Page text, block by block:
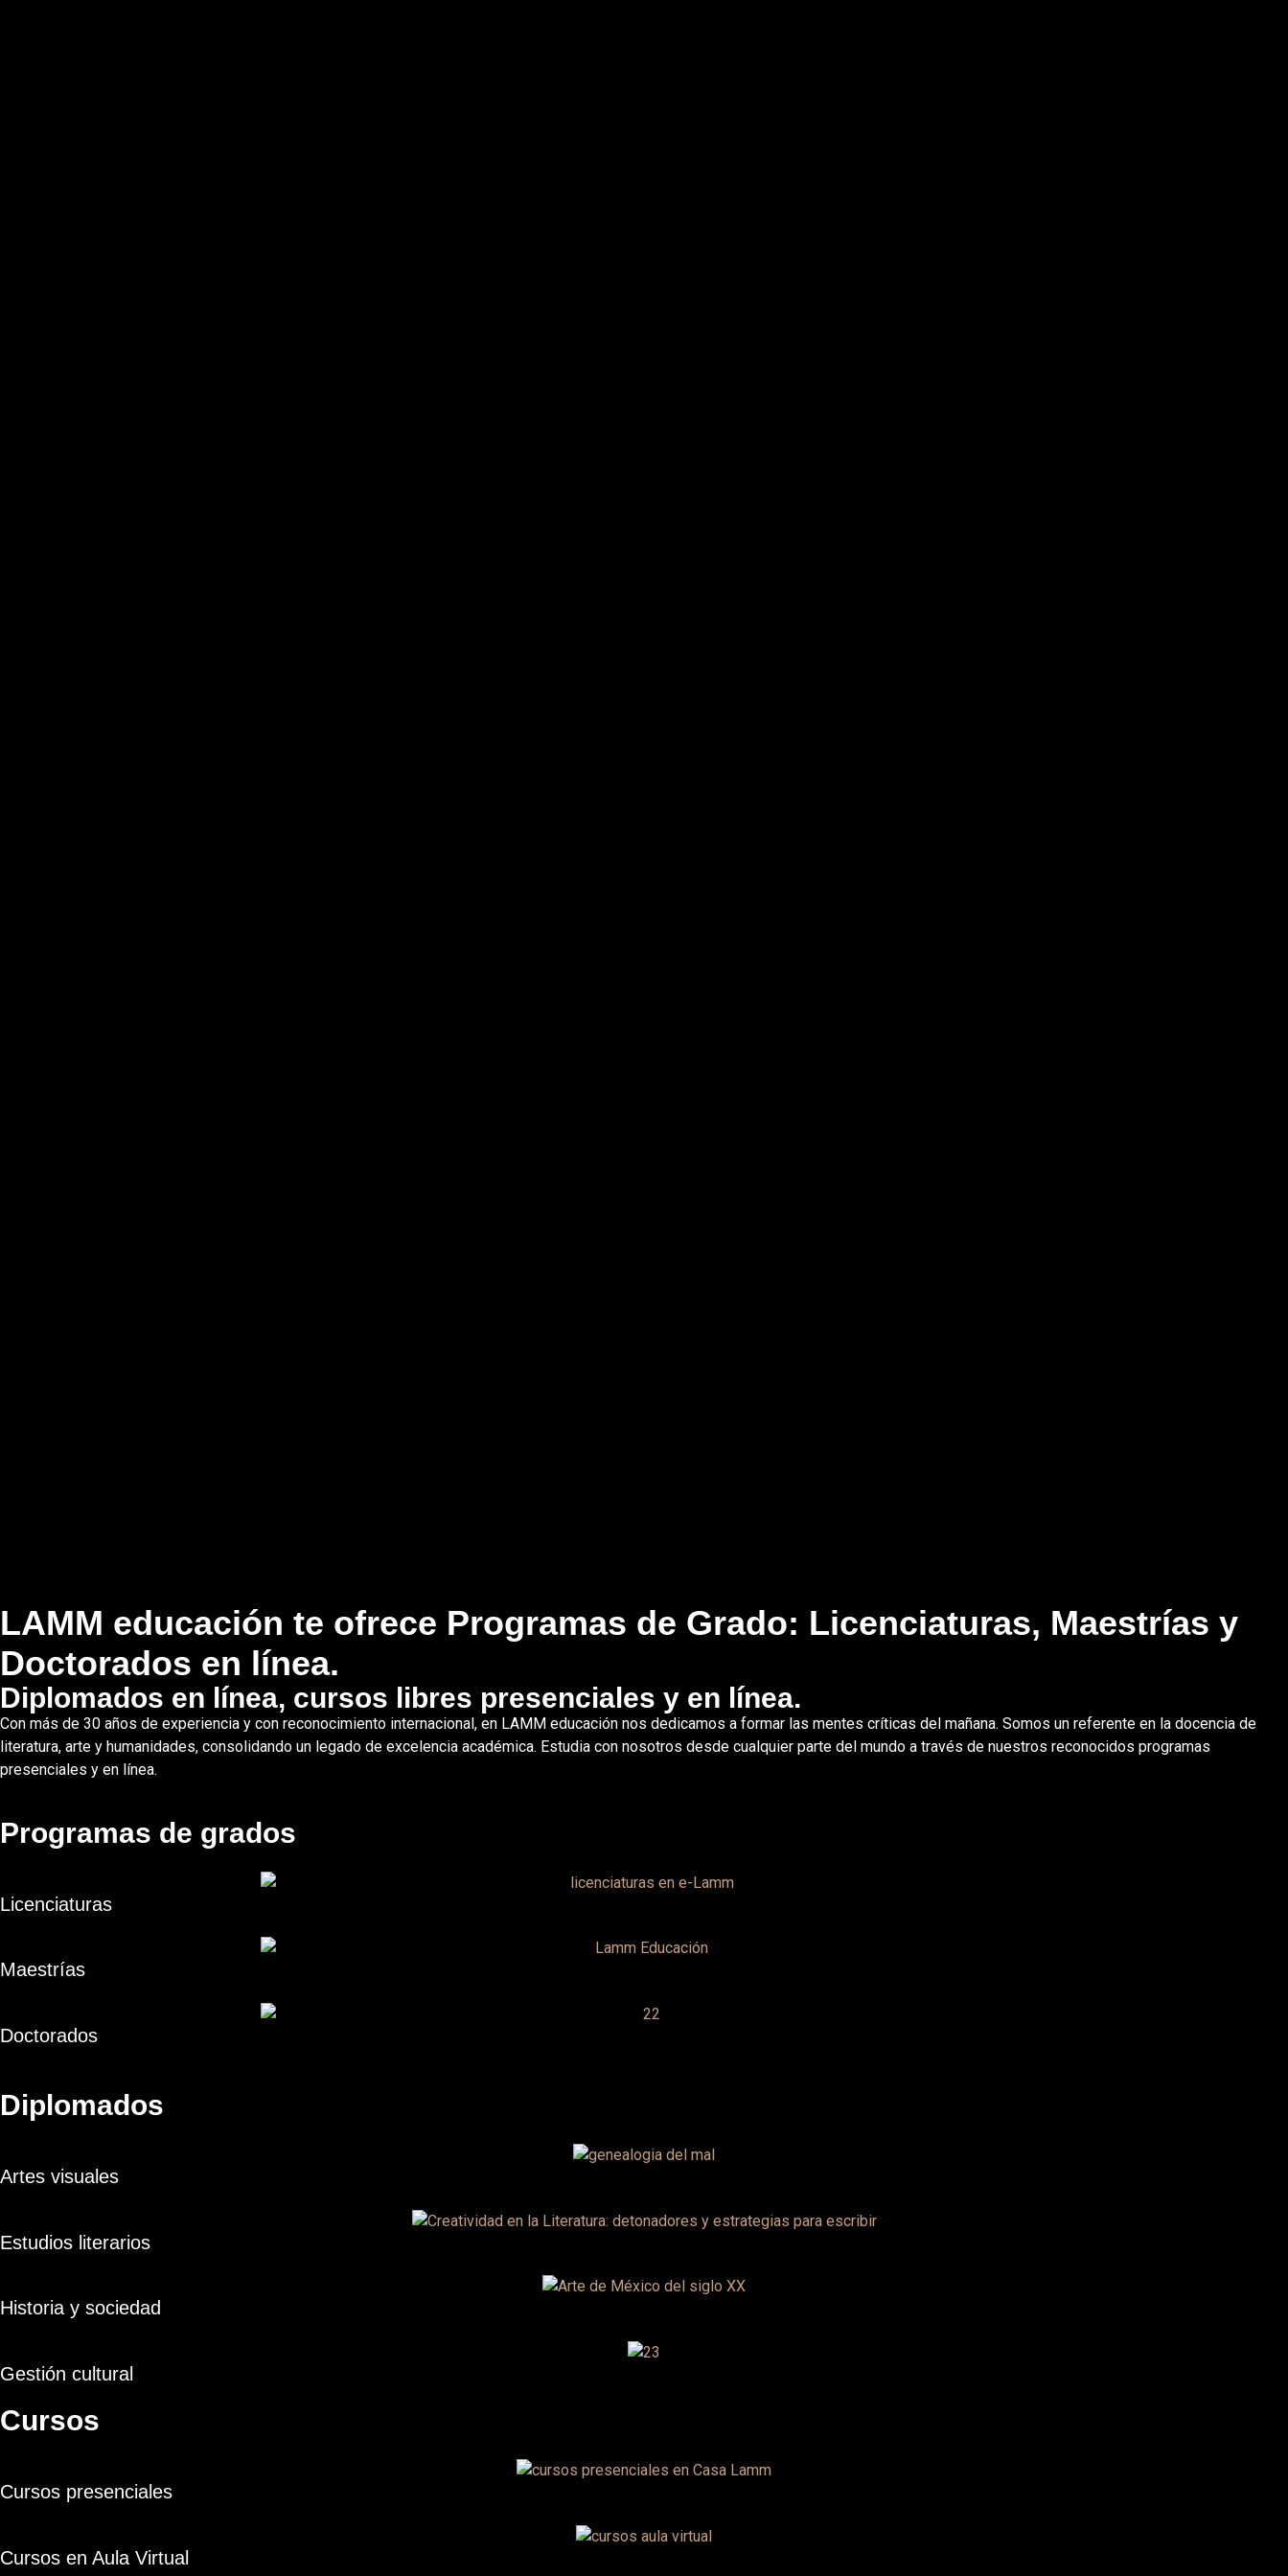
LAMM educación te ofrece Programas de Grado: Licenciaturas, Maestrías y
Doctorados en línea.
Diplomados en línea, cursos libres presenciales y en línea.
Con más de 30 años de experiencia y con reconocimiento internacional, en LAMM educación nos dedicamos a formar las mentes críticas del mañana. Somos un referente en la docencia de
literatura, arte y humanidades, consolidando un legado de excelencia académica. Estudia con nosotros desde cualquier parte del mundo a través de nuestros reconocidos programas
presenciales y en línea.
Programas de grados
Licenciaturas
Maestrías
Doctorados
Diplomados
Artes visuales
Estudios literarios
Historia y sociedad
Gestión cultural
Cursos
Cursos presenciales
Cursos en Aula Virtual